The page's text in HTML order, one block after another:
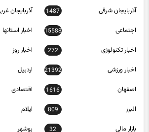
آذربایجان شرقی 1487 آذربایجان غربی
اجتماعی 15588 اخبار استانها
اخبار تکنولوژی 272 اخبار روز
اخبار ورزشی 21392 اردبیل
اصفهان 1616 اقتصادی
البرز 809 ایلام